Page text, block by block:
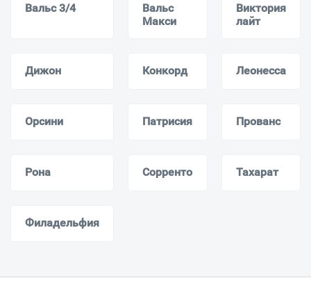
Вальс 3/4
Вальс
Макси
Виктория
лайт
Дижон Конкорд Леонесса
Орсини Патрисия Прованс
Рона Сорренто Тахарат
Филадельфия